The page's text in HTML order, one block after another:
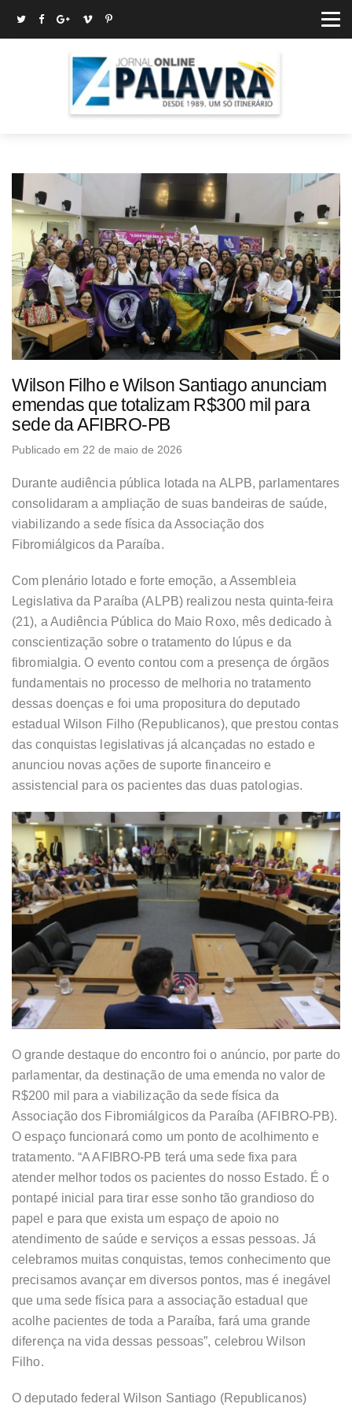
Wilson Filho e Wilson Santiago anunciam
emendas que totalizam R$300 mil para
sede da AFIBRO-PB
Publicado em 22 de maio de 2026
Durante audiência pública lotada na ALPB, parlamentares
consolidaram a ampliação de suas bandeiras de saúde,
viabilizando a sede física da Associação dos
Fibromiálgicos da Paraíba.
Com plenário lotado e forte emoção, a Assembleia
Legislativa da Paraíba (ALPB) realizou nesta quinta-feira
(21), a Audiência Pública do Maio Roxo, mês dedicado à
conscientização sobre o tratamento do lúpus e da
fibromialgia. O evento contou com a presença de órgãos
fundamentais no processo de melhoria no tratamento
dessas doenças e foi uma propositura do deputado
estadual Wilson Filho (Republicanos), que prestou contas
das conquistas legislativas já alcançadas no estado e
anunciou novas ações de suporte financeiro e
assistencial para os pacientes das duas patologias.
O grande destaque do encontro foi o anúncio, por parte do
parlamentar, da destinação de uma emenda no valor de
R$200 mil para a viabilização da sede física da
Associação dos Fibromiálgicos da Paraíba (AFIBRO-PB).
O espaço funcionará como um ponto de acolhimento e
tratamento. “A AFIBRO-PB terá uma sede fixa para
atender melhor todos os pacientes do nosso Estado. É o
pontapé inicial para tirar esse sonho tão grandioso do
papel e para que exista um espaço de apoio no
atendimento de saúde e serviços a essas pessoas. Já
celebramos muitas conquistas, temos conhecimento que
precisamos avançar em diversos pontos, mas é inegável
que uma sede física para a associação estadual que
acolhe pacientes de toda a Paraíba, fará uma grande
diferença na vida dessas pessoas”, celebrou Wilson
Filho.
O deputado federal Wilson Santiago (Republicanos)